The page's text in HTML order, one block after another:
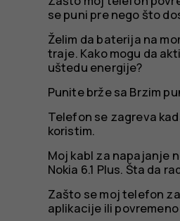
se puni pre nego što
Želim da baterija na
traje. Kako mogu da
uštedu energije?
Punite brže sa Brzim
Telefon se zagreva
koristim.
Moj kabl za napajanje
Nokia 6.1 Plus. Šta da
Zašto se moj telefon
aplikacije ili